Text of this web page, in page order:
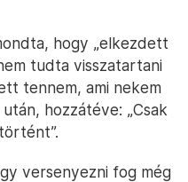
hogy „elkezdett
tudta visszatartani
tennem, ami nekem
hozzátéve: „Csak
versenyezni fog még